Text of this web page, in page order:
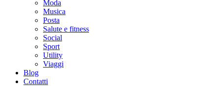
Moda
Musica
Posta
Salute e fitness
Social
Sport
Utility
Viaggi
Blog
Contatti